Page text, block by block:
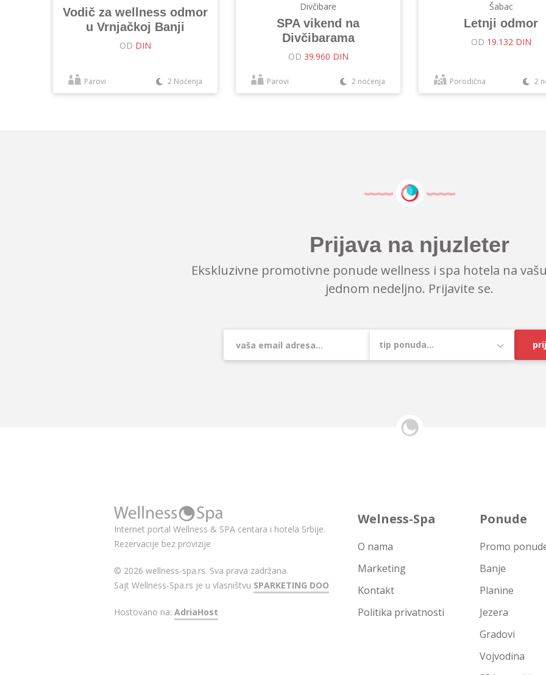
Vodič za wellness odmor
u Vrnjačkoj Banji
OD DIN
Parovi 2 Noćenja
Divčibare
SPA vikend na
Divčibarama
OD 39.960 DIN
Parovi 2 noćenja
Šabac
Letnji odmor
OD 19.132 DIN
Porodična 2
Prijava na njuzleter
Ekskluzivne promotivne ponude wellness i spa hotela na
jednom nedeljno. Prijavite se.
Internet portal Wellness & SPA centara i hotela Srbije.
Rezervacije bez provizije
© 2026 wellness-spa.rs. Sva prava zadržana.
Sajt Wellness-Spa.rs je u vlasništvu SPARKETING DOO
Hostovano na: AdriaHost
Welness-Spa
O nama
Marketing
Kontakt
Politika privatnosti
Ponude
Promo
Banje
Planine
Jezera
Gradovi
Vojvodina